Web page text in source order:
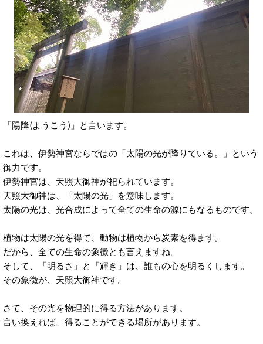
「陽降(ようこう)」と言います。
これは、伊勢神宮ならではの「太陽の光が降りている。」という
御力です。
伊勢神宮は、天照大御神が祀られています。
天照大御神は、「太陽の光」を意味します。
太陽の光は、光合成によって全ての生命の源にもなるものです。
植物は太陽の光を得て、動物は植物から炭素を得ます。
だから、全ての生命の象徴とも言えますね。
そして、「明るさ」と「輝き」は、誰もの心を明るくします。
その象徴が、天照大御神です。
さて、その光を物理的に得る方法があります。
言い換えれば、得ることができる場所があります。